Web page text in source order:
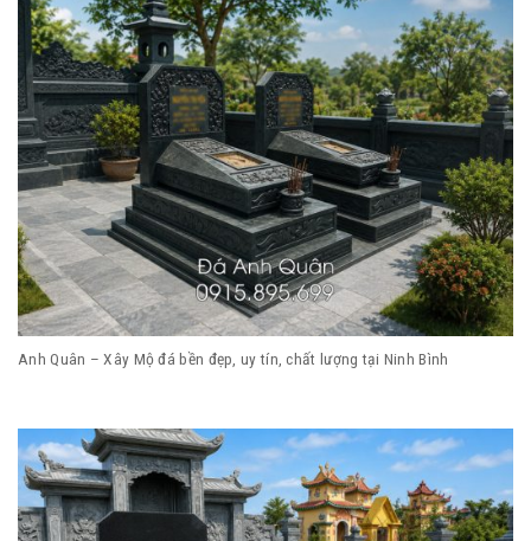
Anh Quân – Xây Mộ đá bền đẹp, uy tín, chất lượng tại Ninh Bình